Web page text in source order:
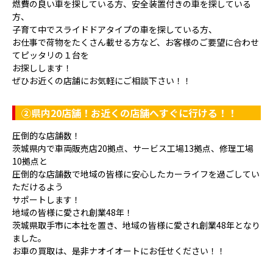
燃費の良い車を探している方、安全装置付きの車を探している
方、
子育て中でスライドドアタイプの車を探している方、
お仕事で荷物をたくさん載せる方など、お客様のご要望に合わせ
てピッタリの１台を
お探しします！
ぜひお近くの店舗にお気軽にご相談下さい！！
②県内20店舗！お近くの店舗へすぐに行ける！！
圧倒的な店舗数！
茨城県内で車両販売店20拠点、サービス工場13拠点、修理工場
10拠点と
圧倒的な店舗数で地域の皆様に安心したカーライフを過ごしてい
ただけるよう
サポートします！
地域の皆様に愛され創業48年！
茨城県取手市に本社を置き、地域の皆様に愛され創業48年となり
ました。
お車の買取は、是非ナオイオートにお任せください！！